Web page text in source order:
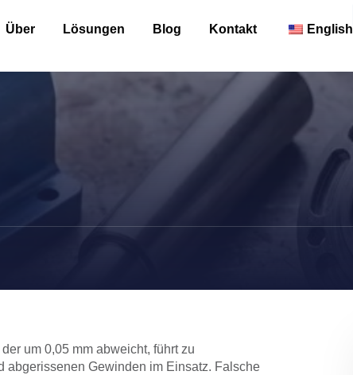
Über Lösungen Blog Kontakt English
um 0,05 mm abweicht, führt zu
abgerissenen Gewinden im Einsatz. Falsche